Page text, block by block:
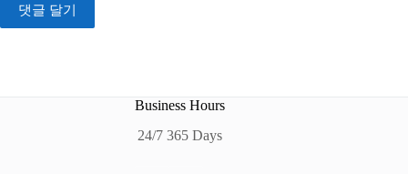
댓글 달기
Business Hours
24/7 365 Days